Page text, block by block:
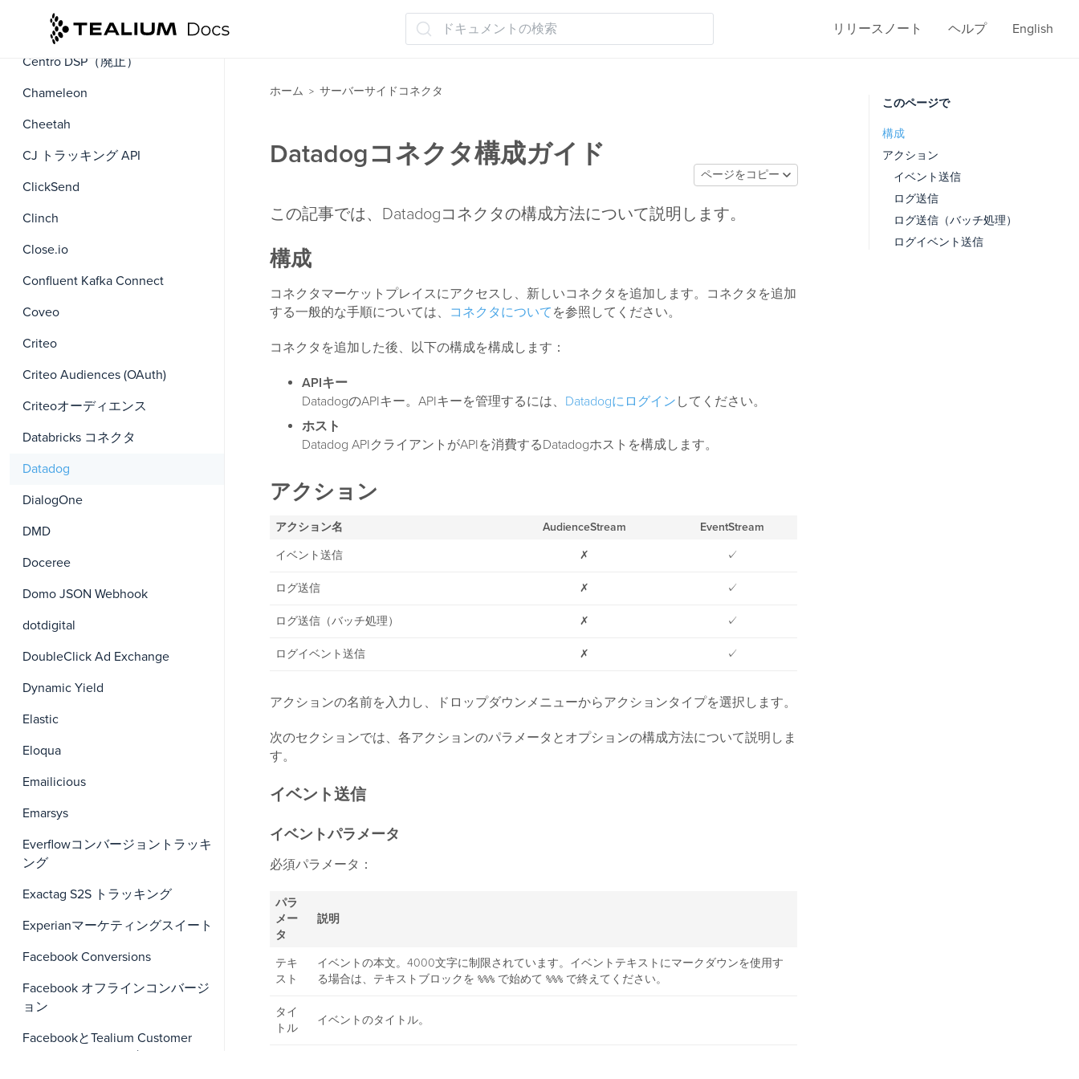
ドキュメントの検索 リリースノート ヘルプ English
CDK CRM
Centro DSP（廃止）
Chameleon
Cheetah
CJ トラッキング API
ClickSend
Clinch
Close.io
Confluent Kafka Connect
Coveo
Criteo
Criteo Audiences (OAuth)
Criteoオーディエンス
Databricks コネクタ
Datadog
DialogOne
DMD
Doceree
Domo JSON Webhook
dotdigital
DoubleClick Ad Exchange
Dynamic Yield
Elastic
Eloqua
Emailicious
Emarsys
Everflowコンバージョントラッキ
ング
Exactag S2S トラッキング
Experianマーケティングスイート
Facebook Conversions
Facebook オフラインコンバージ
ョン
FacebookとTealium Customer
ホーム > サーバーサイドコネクタ
Datadogコネクタ構成ガイド
ページをコピー
この記事では、Datadogコネクタの構成方法について説明します。
構成
コネクタマーケットプレイスにアクセスし、新しいコネクタを追加します。コネクタを追加
する一般的な手順については、 コネクタについて を参照してください。
コネクタを追加した後、以下の構成を構成します：
APIキー
DatadogのAPIキー。APIキーを管理するには、 Datadogにログイン してください。
ホスト
Datadog APIクライアントがAPIを消費するDatadogホストを構成します。
アクション
アクション名 AudienceStream EventStream
イベント送信 ✗ ✓
ログ送信 ✗ ✓
ログ送信（バッチ処理） ✗ ✓
ログイベント送信 ✗ ✓
アクションの名前を入力し、ドロップダウンメニューからアクションタイプを選択します。
次のセクションでは、各アクションのパラメータとオプションの構成方法について説明しま
す。
イベント送信
イベントパラメータ
必須パラメータ：
パラ
メー
タ
説明
テキ
スト
イベントの本文。4000文字に制限されています。イベントテキストにマークダウンを使用す
る場合は、テキストブロックを %%% で始めて %%% で終えてください。
タイ
トル
イベントのタイトル。
このページで
構成
アクション
イベント送信
ログ送信
ログ送信（バッチ処理）
ログイベント送信